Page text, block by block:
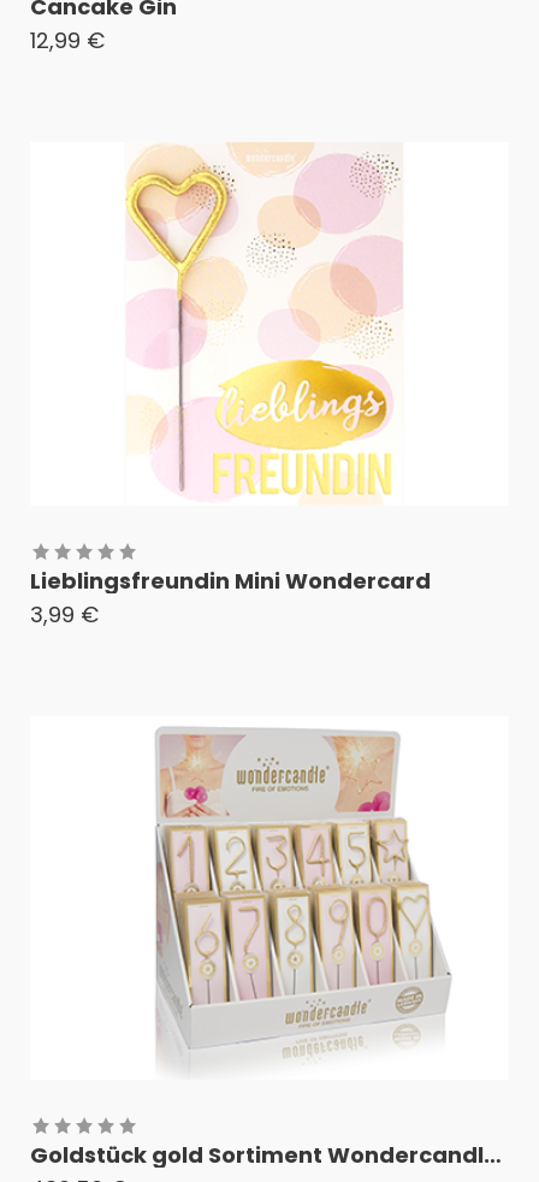
Cancake Gin
12,99 €
Lieblingsfreundin Mini Wondercard
3,99 €
Goldstück gold Sortiment Wondercandle® classic "S"